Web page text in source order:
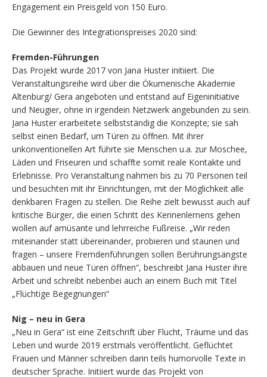
Engagement ein Preisgeld von 150 Euro.
Die Gewinner des Integrationspreises 2020 sind:
Fremden-Führungen
Das Projekt wurde 2017 von Jana Huster initiiert. Die
Veranstaltungsreihe wird über die Ökumenische Akademie
Altenburg/ Gera angeboten und entstand auf Eigeninitiative
und Neugier, ohne in irgendein Netzwerk angebunden zu sein.
Jana Huster erarbeitete selbstständig die Konzepte; sie sah
selbst einen Bedarf, um Türen zu öffnen. Mit ihrer
unkonventionellen Art führte sie Menschen u.a. zur Moschee,
Läden und Friseuren und schaffte somit reale Kontakte und
Erlebnisse. Pro Veranstaltung nahmen bis zu 70 Personen teil
und besuchten mit ihr Einrichtungen, mit der Möglichkeit alle
denkbaren Fragen zu stellen. Die Reihe zielt bewusst auch auf
kritische Bürger, die einen Schritt des Kennenlernens gehen
wollen auf amüsante und lehrreiche Fußreise. „Wir reden
miteinander statt übereinander, probieren und staunen und
fragen – unsere Fremdenführungen sollen Berührungsängste
abbauen und neue Türen öffnen“, beschreibt Jana Huster ihre
Arbeit und schreibt nebenbei auch an einem Buch mit Titel
„Flüchtige Begegnungen“
Nig – neu in Gera
„Neu in Gera“ ist eine Zeitschrift über Flucht, Träume und das
Leben und wurde 2019 erstmals veröffentlicht. Geflüchtet
Frauen und Männer schreiben darin teils humorvolle Texte in
deutscher Sprache. Initiiert wurde das Projekt von